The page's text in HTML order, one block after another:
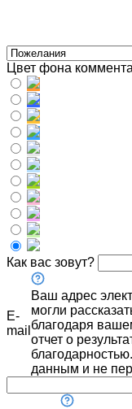
Цвет фона
Как вас зовут?
E-
mail
Ваш адрес
могли
благодаря
отчет о
данным и не